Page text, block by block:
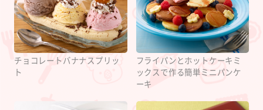
チョコレートバナナスプリッ
ト
フライパンとホットケーキミ
ックスで作る簡単ミニパンケ
ーキ